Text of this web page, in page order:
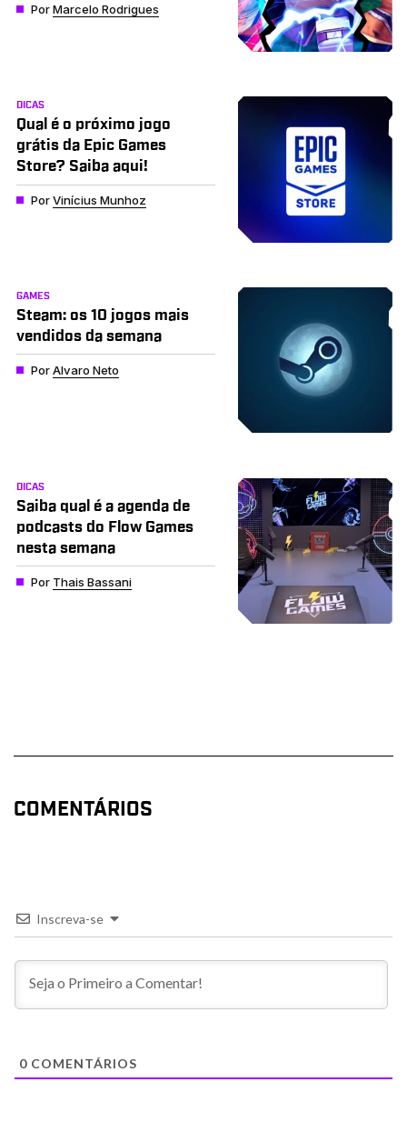
PorMarcelo Rodrigues
DICAS
Qual é o próximo jogo
grátis da Epic Games
Store? Saiba aqui!
PorVinícius Munhoz
GAMES
Steam: os 10 jogos mais
vendidos da semana
PorAlvaro Neto
DICAS
Saiba qual é a agenda de
podcasts do Flow Games
nesta semana
Por Thais Bassani
COMENTÁRIOS
Inscreva-se
0 COMENTÁRIOS